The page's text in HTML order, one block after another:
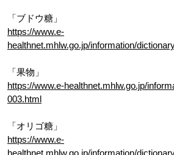
「ブドウ糖」
https://www.e-
healthnet.mhlw.go.jp/information/
「果物」
https://www.e-healthnet.mhlw.go.jp/
003.html
「オリゴ糖」
https://www.e-
healthnet.mhlw.go.jp/information/